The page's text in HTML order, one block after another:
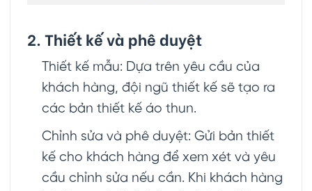
2. Thiết kế và phê duyệt
Thiết kế mẫu: Dựa trên yêu cầu của
khách hàng, đội ngũ thiết kế sẽ tạo ra
các bản thiết kế áo thun.
Chỉnh sửa và phê duyệt: Gửi bản thiết
kế cho khách hàng để xem xét và yêu
cầu chỉnh sửa nếu cần. Khi khách hàng